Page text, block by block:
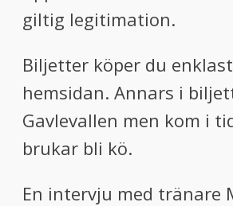
giltig legitimation.
Biljetter köper du enklast
hemsidan. Annars i
Gavlevallen men kom i
brukar bli kö.
En intervju med tränare